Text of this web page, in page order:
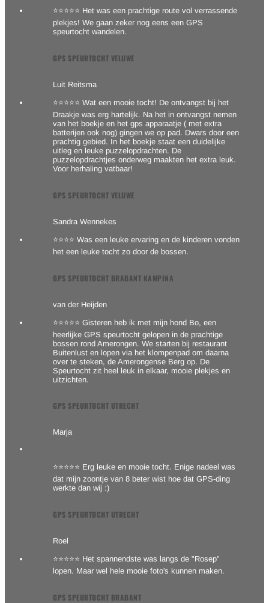
⭐⭐⭐⭐⭐ Het was een prachtige route vol verrassende
plekjes! We gaan zeker nog eens een GPS
speurtocht wandelen.
GPS SPEURTOCHT VELUWE
Luit Reitsma
⭐⭐⭐⭐⭐ Wat een mooie tocht! De ontvangst bij het
Draakje was erg hartelijk. Na het in ontvangst nemen
van het boekje en het gps apparaatje ( met extra
batterijen ook nog) gingen we op pad. Dwars door een
prachtig gebied. In het boekje staat een duidelijke
uitleg en leuke puzzelopdrachten. De
puzzelopdrachtjes onderweg maakten het extra leuk.
Voor herhaling vatbaar!
GPS SPEURTOCHT VELUWE
Sandra Wennekes
⭐⭐⭐⭐ Was een leuke ervaring en de kinderen vonden
het een leuke tocht zo door de bossen.
GPS SPEURTOCHT BRABANT KAMPINA
van der Heijden
⭐⭐⭐⭐⭐ Gisteren heb ik met mijn hond Bo, een
heerlijke GPS speurtocht gelopen in de prachtige
bossen rond Amerongen. We starten bij restaurant
Buitenlust en lopen via het klompenpad om daarna
over te steken, de Amerongense Berg op. De
Speurtocht zit heel leuk in elkaar, mooie plekjes en
uitzichten.
GPS SPEURTOCHT UTRECHT
Marja
⭐⭐⭐⭐⭐ Erg leuke en mooie tocht. Enige nadeel was
dat mijn zoontje van 8 beter wist hoe dat GPS-ding
werkte dan wij :)
GPS SPEURTOCHT UTRECHT
Roel
⭐⭐⭐⭐⭐ Het spannendste was langs de "Rosep"
lopen. Maar wel hele mooie foto's kunnen maken.
GPS SPEURTOCHT BRABANT